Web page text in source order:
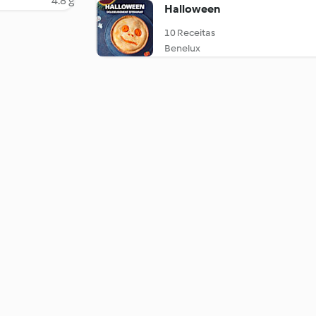
Halloween
10 Receitas
Benelux